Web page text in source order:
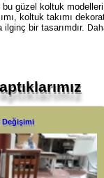
bu güzel koltuk
koltuk takımı
bir tasarımdır.
Değişimi